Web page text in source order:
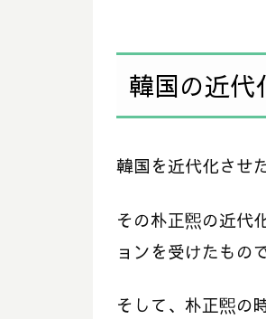
韓国の近代
韓国を近代化させ
その朴正煕の近代
ョンを受けたもの
そして、朴正煕の